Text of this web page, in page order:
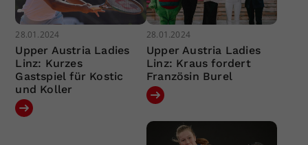
28.01.2024
Upper Austria Ladies
Linz: Kurzes
Gastspiel für Kostic
und Koller
28.01.2024
Upper Austria Ladies
Linz: Kraus fordert
Französin Burel